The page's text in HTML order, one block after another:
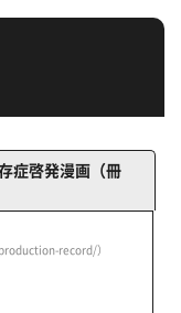
症啓発漫画（冊
record/）